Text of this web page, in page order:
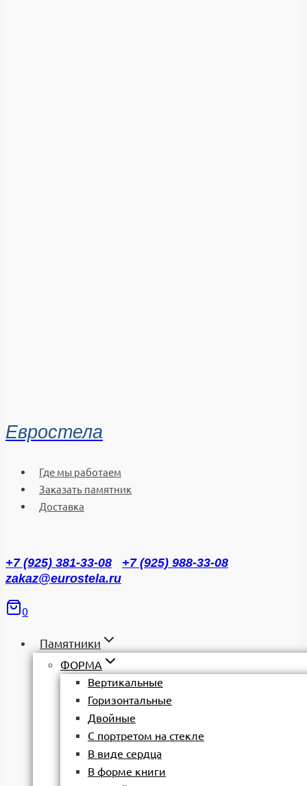
Евростела
Где мы работаем
Заказать памятник
Доставка
+7 (925) 381-33-08
+7 (925) 988-33-08
zakaz@eurostela.ru
0
Памятники
ФОРМА
Вертикальные
Горизонтальные
Двойные
С портретом на стекле
В виде сердца
В форме книги